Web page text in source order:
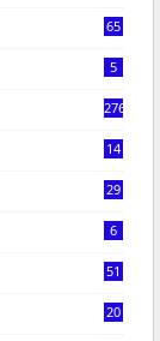
65
5
276
14
29
6
51
20